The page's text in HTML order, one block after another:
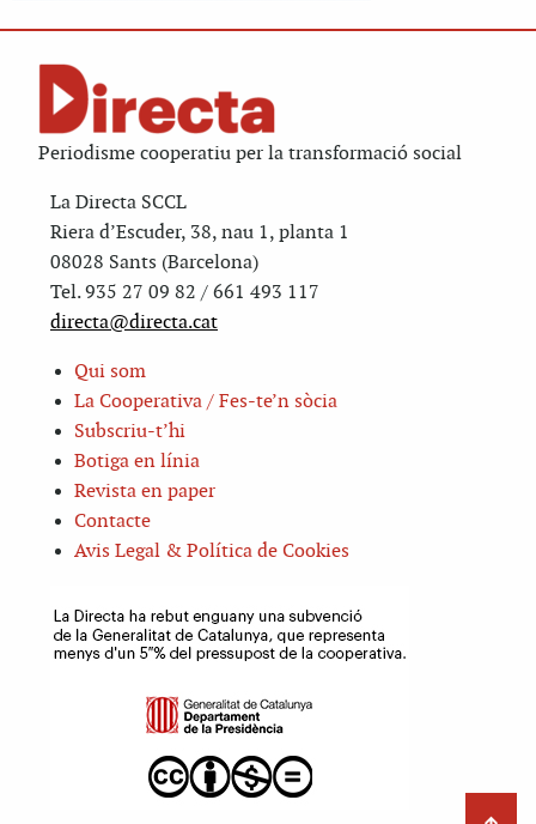
Periodisme cooperatiu per la transformació social
La Directa SCCL
Riera d’Escuder, 38, nau 1, planta 1
08028 Sants (Barcelona)
Tel. 935 27 09 82 / 661 493 117
directa@directa.cat
Qui som
La Cooperativa / Fes-te’n sòcia
Subscriu-t’hi
Botiga en línia
Revista en paper
Contacte
Avis Legal & Política de Cookies